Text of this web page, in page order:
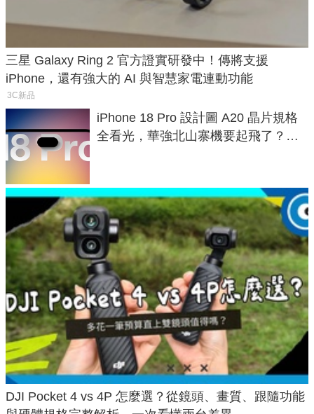
三星 Galaxy Ring 2 官方證實研發中！傳將支援
iPhone，還有強大的 AI 與智慧家電連動功能
3C新品
iPhone 18 Pro 設計圖 A20 晶片規格
全看光，華強北山寨機要起飛了？專
DJI Pocket 4 vs 4P 怎麼選？從鏡頭、畫質、跟隨功能